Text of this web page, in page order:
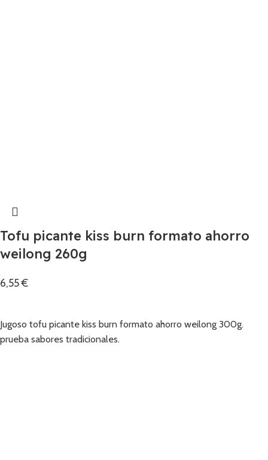
Tofu picante kiss burn formato ahorro
weilong 260g
6,55€
Jugoso tofu picante kiss burn formato ahorro weilong 300g.
prueba sabores tradicionales.